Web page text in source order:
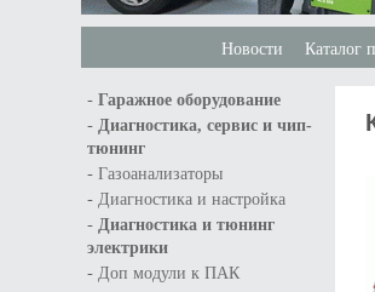
Новости Каталог
- Гаражное оборудование
- Диагностика, сервис и чип-
тюнинг
- Газоанализаторы
- Диагностика и настройка
- Диагностика и тюнинг
электрики
- Доп модули к ПАК